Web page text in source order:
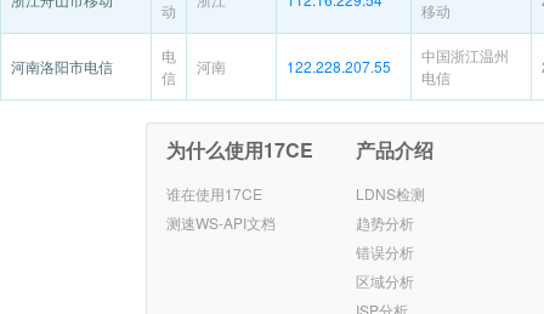
动 移动
河南洛阳市电信
电
信
河南 122.228.207.55
中国浙江温州
电信
为什么使用17CE
谁在使用17CE
测速WS-API文档
产品介绍
LDNS检测
趋势分析
错误分析
区域分析
ISP分析